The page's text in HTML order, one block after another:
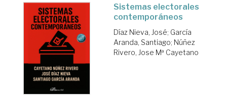
Sistemas electorales
contemporáneos
Díaz Nieva, José; García
Aranda, Santiago; Núñez
Rivero, Jose Mª Cayetano